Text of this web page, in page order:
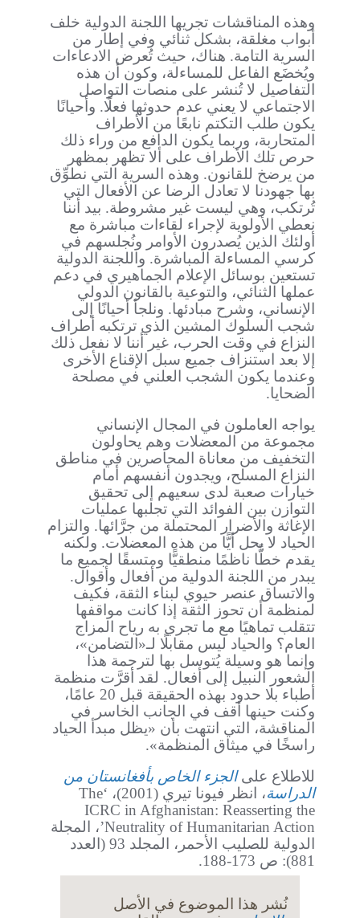
وهذه المناقشات تجريها اللجنة الدولية خلف
أبواب مغلقة، بشكل ثنائي وفي إطار من
السرية التامة. هناك، حيث تُعرض الادعاءات
ويُخضَع الفاعل للمساءلة، وكون أن هذه
التفاصيل لا تُنشر على منصات التواصل
الاجتماعي لا يعني عدم حدوثها فعلًا. وأحيانًا
يكون طلب التكتم نابعًا من الأطراف
المتحاربة، وربما يكون الدافع من وراء ذلك
حرص تلك الأطراف على ألا تظهر بمظهر
من يرضخ للقانون. وهذه السرية التي نطوِّق
بها جهودنا لا تعادل الرضا عن الأفعال التي
تُرتكب، وهي ليست غير مشروطة. بيد أننا
نعطي الأولوية لإجراء لقاءات مباشرة مع
أولئك الذين يُصدرون الأوامر ونُجلسهم في
كرسي المساءلة المباشرة. واللجنة الدولية
تستعين بوسائل الإعلام الجماهيري في دعم
عملها الثنائي، والتوعية بالقانون الدولي
الإنساني، وشرح مبادئها. ونلجأ أحيانًا إلى
شجب السلوك المشين الذي ترتكبه أطراف
النزاع في وقت الحرب، غير أننا لا نفعل ذلك
إلا بعد استنزاف جميع سبل الإقناع الأخرى
وعندما يكون الشجب العلني في مصلحة
الضحايا.
يواجه العاملون في المجال الإنساني
مجموعة من المعضلات وهم يحاولون
التخفيف من معاناة المحاصرين في مناطق
النزاع المسلح، ويجدون أنفسهم أمام
خيارات صعبة لدى سعيهم إلى تحقيق
التوازن بين الفوائد التي تجلبها عمليات
الإغاثة والأضرار المحتملة من جرَّائها. والتزام
الحياد لا يحل أيًّا من هذه المعضلات. ولكنه
يقدم خطًّا ناظمًا منطقيًّا ومتسقًا لجميع ما
يبدر من اللجنة الدولية من أفعال وأقوال.
والاتساق عنصر حيوي لبناء الثقة، فكيف
لمنظمة أن تحوز الثقة إذا كانت مواقفها
تتقلب تماهيًا مع ما تجري به رياح المزاج
العام؟ والحياد ليس مقابلًا لـ«التضامن»،
وإنما هو وسيلة يُتوسل بها لترجمة هذا
الشعور النبيل إلى أفعال. لقد أقرَّت منظمة
أطباء بلا حدود بهذه الحقيقة قبل 20 عامًا،
وكنت حينها أقف في الجانب الخاسر في
المناقشة، التي انتهت بأن «يظل مبدأ الحياد
راسخًا في ميثاق المنظمة».
للاطلاع علىالجزء الخاص بأفغانستان من
الدراسة
، انظر فيونا تيري (2001)، ‘The
ICRC in Afghanistan: Reasserting the
Neutrality of Humanitarian Action’، المجلة
الدولية للصليب الأحمر، المجلد 93 (العدد
881): ص 173-188.
نُشر هذا الموضوع في الأصل